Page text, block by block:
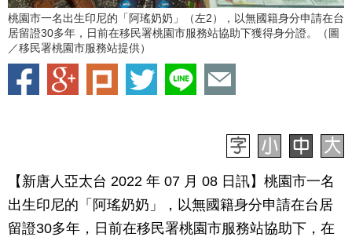
桃園市一名出生印尼的「阿瑤奶奶」（左2），以無國籍身分申請在台
居留證30多年，日前在移民署桃園市服務站協助下獲得身分證。（圖
／移民署桃園市服務站提供）
【新唐人亞太台 2022 年 07 月 08 日訊】桃園市一名
出生印尼的「阿瑤奶奶」，以無國籍身分申請在台居
留證30多年，日前在移民署桃園市服務站協助下，在